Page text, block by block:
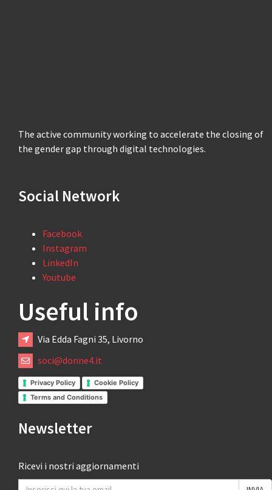
The active community working to accelerate the closing of
the gender gap through digital technologies.
Social Network
Facebook
Instagram
LinkedIn
Youtube
Useful info
Via Edda Fagni 35, Livorno
soci@donne4.it
Privacy Policy
Cookie Policy
Terms and Conditions
Newsletter
Ricevi i nostri aggiornamenti